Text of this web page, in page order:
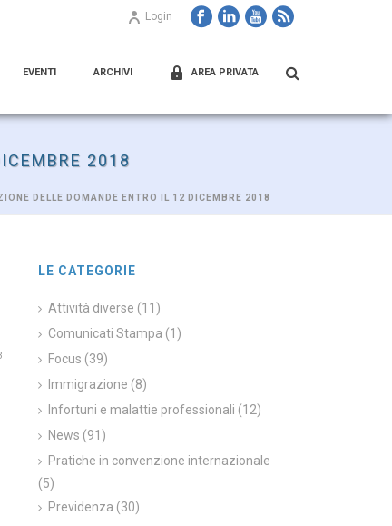
Login
EVENTI ARCHIVI AREA PRIVATA
2018
DELLE DOMANDE ENTRO IL 12 DICEMBRE 2018
LE CATEGORIE
Attività diverse (11)
Comunicati Stampa (1)
Focus (39)
Immigrazione (8)
Infortuni e malattie professionali (12)
News (91)
Pratiche in convenzione internazionale
(5)
Previdenza (30)